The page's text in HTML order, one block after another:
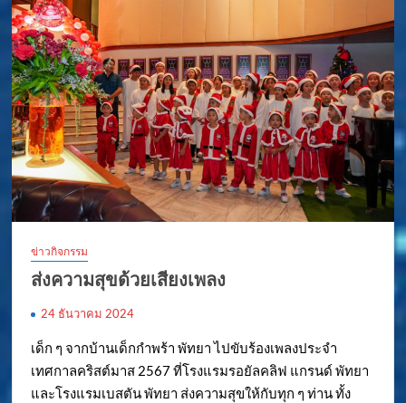
ข่าวกิจกรรม
ส่งความสุขด้วยเสียงเพลง
24 ธันวาคม 2024
เด็ก ๆ จากบ้านเด็กกำพร้า พัทยา ไปขับร้องเพลงประจำ
เทศกาลคริสต์มาส 2567 ที่โรงแรมรอยัลคลิฟ แกรนด์ พัทยา
และโรงแรมเบสตัน พัทยา ส่งความสุขให้กับทุก ๆ ท่าน ทั้ง